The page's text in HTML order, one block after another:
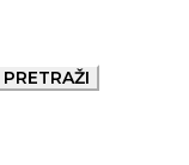
PRETRAŽI